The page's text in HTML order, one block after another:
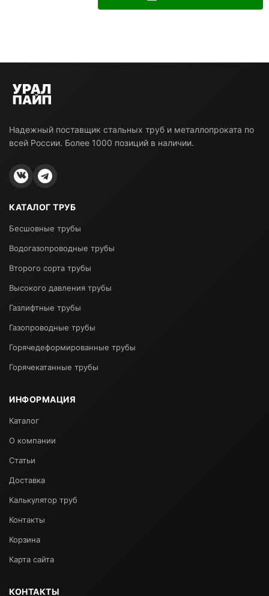
Надежный поставщик стальных труб и металлопроката по
всей России. Более 1000 позиций в наличии.
КАТАЛОГ ТРУБ
Бесшовные трубы
Водогазопроводные трубы
Второго сорта трубы
Высокого давления трубы
Газлифтные трубы
Газопроводные трубы
Горячедеформированные трубы
Горячекатанные трубы
ИНФОРМАЦИЯ
Каталог
О компании
Статьи
Доставка
Калькулятор труб
Контакты
Корзина
Карта сайта
КОНТАКТЫ